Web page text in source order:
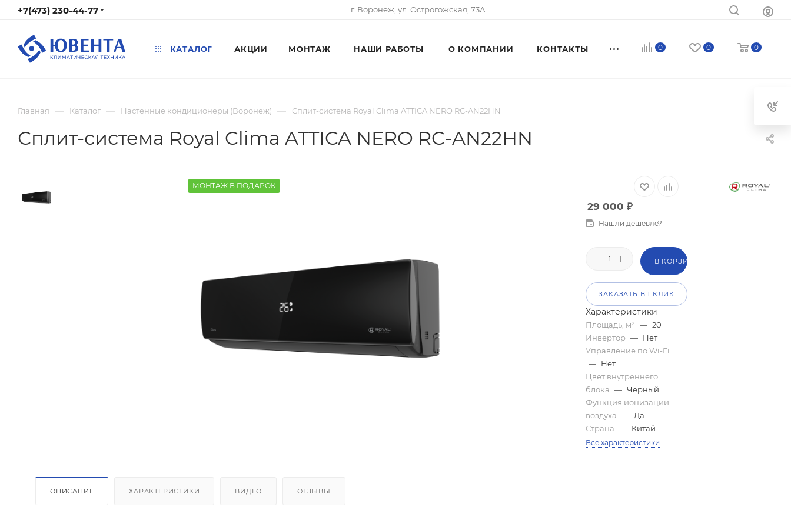
+7(473) 230-44-77 г. Воронеж, ул. Острогожская, 73А
0 0 0
КАТАЛОГ АКЦИИ МОНТАЖ НАШИ РАБОТЫ О КОМПАНИИ КОНТАКТЫ
Главная — Каталог — Настенные кондиционеры (Воронеж) — Сплит-система Royal Clima ATTICA NERO RC-AN22HN
Сплит-система Royal Clima ATTICA NERO RC-AN22HN
МОНТАЖ В ПОДАРОК
29 000 ₽
Нашли дешевле?
В КОРЗИНУ
ЗАКАЗАТЬ В 1 КЛИК
Характеристики
Площадь, м² — 20
Инвертор — Нет
Управление по Wi-Fi
— Нет
Цвет внутреннего
блока — Черный
Функция ионизации
воздуха — Да
Страна — Китай
Все характеристики
ОПИСАНИЕ ХАРАКТЕРИСТИКИ ВИДЕО ОТЗЫВЫ